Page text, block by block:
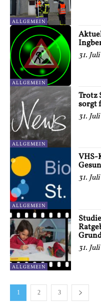
ALLGEMEIN
ALLGEMEIN
31.
ALLGEMEIN
Trotz
sorgt
31.
ALLGEMEIN
VHS-
31.
ALLGEMEIN
31.
1 2 3